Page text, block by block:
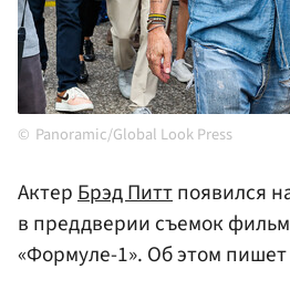
Panoramic/Global Look Press
АктерБрэд Питтпоявился
в преддверии съемок
«Формуле-1». Об этом пишет